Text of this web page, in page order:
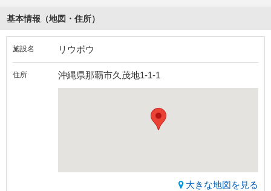
基本情報（地図・住所）
施設名 リウボウ
住所 沖縄県那覇市久茂地1-1-1
大きな地図を見る